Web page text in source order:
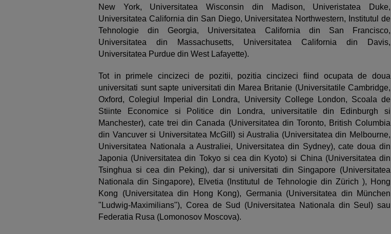
New York, Universitatea Wisconsin din Madison, Univeristatea Duke,
Universitatea California din San Diego, Universitatea Northwestern, Institutul de
Tehnologie din Georgia, Universitatea California din San Francisco,
Universitatea din Massachusetts, Universitatea California din Davis,
Universitatea Purdue din West Lafayette).
Tot in primele cincizeci de pozitii, pozitia cincizeci fiind ocupata de doua
universitati sunt sapte universitati din Marea Britanie (Universitatile Cambridge,
Oxford, Colegiul Imperial din Londra, University College London, Scoala de
Stiinte Economice si Politice din Londra, universitatile din Edinburgh si
Manchester), cate trei din Canada (Universitatea din Toronto, British Columbia
din Vancuver si Universitatea McGill) si Australia (Universitatea din Melbourne,
Universitatea Nationala a Australiei, Universitatea din Sydney), cate doua din
Japonia (Universitatea din Tokyo si cea din Kyoto) si China (Universitatea din
Tsinghua si cea din Peking), dar si universitati din Singapore (Universitatea
Nationala din Singapore), Elvetia (Institutul de Tehnologie din Zürich ), Hong
Kong (Universitatea din Hong Kong), Germania (Universitatea din München
"Ludwig-Maximilians"), Corea de Sud (Universitatea Nationala din Seul) sau
Federatia Rusa (Lomonosov Moscova).